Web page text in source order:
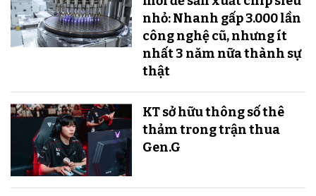
nhỏ: Nhanh gấp 3.000 lần
công nghệ cũ, nhưng ít
nhất 3 năm nữa thành sự
thật
KT sở hữu thông số thê
thảm trong trận thua
Gen.G